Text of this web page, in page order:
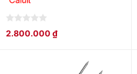
0
out
2.800.000 ₫